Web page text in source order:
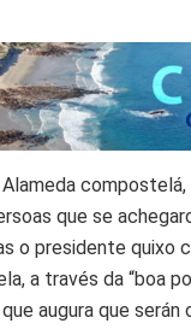
que se
o presidente quixo
a través da “boa
augura que